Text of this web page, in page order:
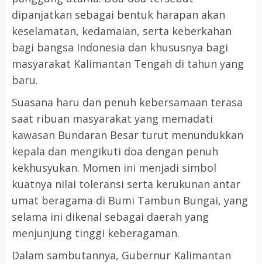
dipanjatkan sebagai bentuk harapan akan
keselamatan, kedamaian, serta keberkahan
bagi bangsa Indonesia dan khususnya bagi
masyarakat Kalimantan Tengah di tahun yang
baru.
Suasana haru dan penuh kebersamaan terasa
saat ribuan masyarakat yang memadati
kawasan Bundaran Besar turut menundukkan
kepala dan mengikuti doa dengan penuh
kekhusyukan. Momen ini menjadi simbol
kuatnya nilai toleransi serta kerukunan antar
umat beragama di Bumi Tambun Bungai, yang
selama ini dikenal sebagai daerah yang
menjunjung tinggi keberagaman.
Dalam sambutannya, Gubernur Kalimantan